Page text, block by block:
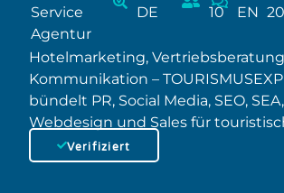
Service
Agentur
DE
10
EN
Hotelmarketing,
Kommunikation –
bündelt PR, Social Media, SEO,
Webdesign und Sales für
Verifiziert